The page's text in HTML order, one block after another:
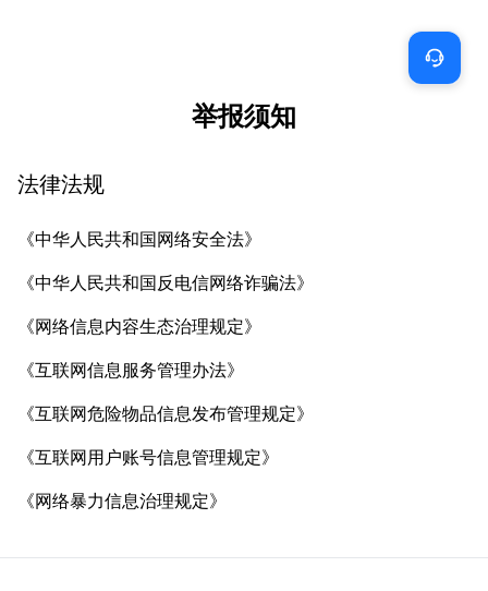
举报须知
法律法规
《中华人民共和国网络安全法》
《中华人民共和国反电信网络诈骗法》
《网络信息内容生态治理规定》
《互联网信息服务管理办法》
《互联网危险物品信息发布管理规定》
《互联网用户账号信息管理规定》
《网络暴力信息治理规定》